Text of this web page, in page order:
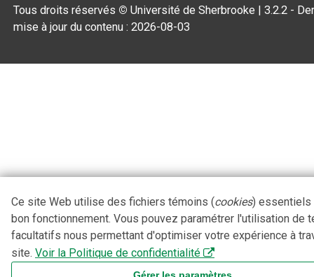
Tous droits réservés © Université de Sherbrooke |3.2.2 -
mise à jour du contenu :2026-08-03
Ce site Web utilise des fichiers témoins (cookies) essentiels
bon fonctionnement. Vous pouvez paramétrer l'utilisation de
facultatifs nous permettant d'optimiser votre expérience à
site. Voir la Politique de confidentialité